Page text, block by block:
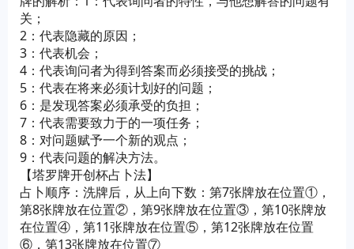
关；
2：代表隐藏的原因；
3：代表机会；
4：代表询问者为得到答案而必须接受的挑战；
5：代表在将来必须计划好的问题；
6：是发现答案必须承受的负担；
7：代表需要致力于的一项任务；
8：对问题赋予一个新的观点；
9：代表问题的解决方法。
【塔罗牌开创杯占卜法】
占卜顺序：洗牌后，从上向下数：第7张牌放在位置①，
第8张牌放在位置②，第9张牌放在位置③，第10张牌放
在位置④，第11张牌放在位置⑤，第12张牌放在位置
⑥，第13张牌放在位置⑦